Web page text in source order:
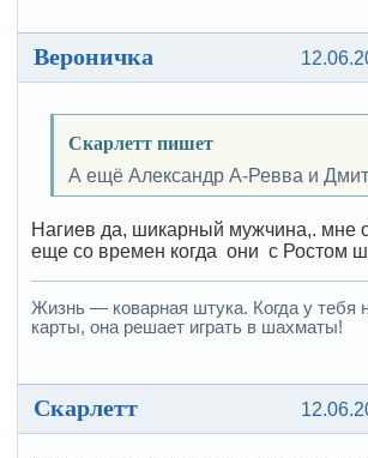
Вероничка
Скарлетт пишет
А ещё Александр А-Ревва и
Нагиев да, шикарный мужчина,. мне
еще со времен когда они с Ростом
Жизнь — коварная штука. Когда у тебя
карты, она решает играть в шахматы!
Скарлетт